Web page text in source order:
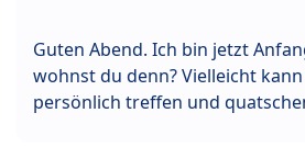
Guten Abend. Ich bin jetzt
wohnst du denn? Vielleicht
persönlich treffen und